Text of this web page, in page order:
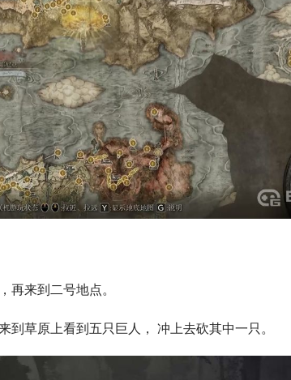
再来到二号地点。
到草原上看到五只巨人， 冲上去砍其中一只。